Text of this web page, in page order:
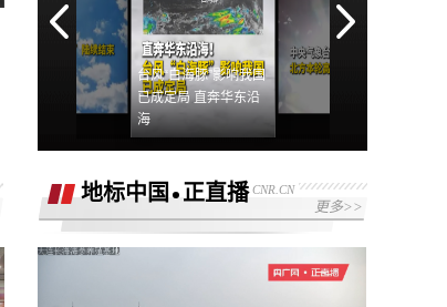
台风“白海豚”影响我国
已成定局 直奔华东沿
海
地标中国 正直播 CNR.CN
更多>>
[2]网络错误，请检查网络配置或者播放链